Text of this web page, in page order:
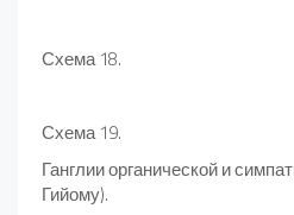
Схема 18.
Схема 19.
Ганглии органической и
Гийому).